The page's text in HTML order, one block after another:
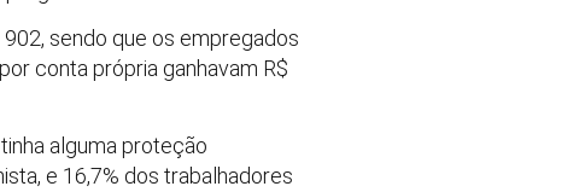
sendo que os empregados
conta própria ganhavam R$
alguma proteção
e 16,7% dos trabalhadores